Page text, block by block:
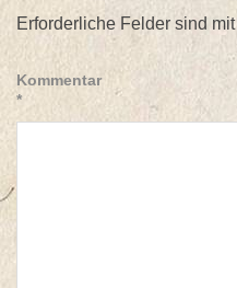
Erforderliche Felder sind mit
Kommentar
*